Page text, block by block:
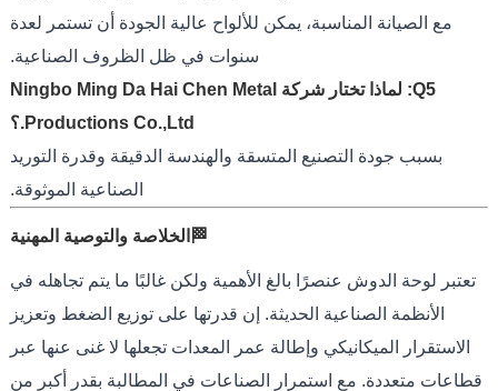
مع الصيانة المناسبة، يمكن للألواح عالية الجودة أن تستمر لعدة
سنوات في ظل الظروف الصناعية.
Q5: لماذا تختار شركة Ningbo Ming Da Hai Chen Metal
Productions Co.,Ltd.؟
بسبب جودة التصنيع المتسقة والهندسة الدقيقة وقدرة التوريد
الصناعية الموثوقة.
🏁الخلاصة والتوصية المهنية
تعتبر لوحة الدوش عنصرًا بالغ الأهمية ولكن غالبًا ما يتم تجاهله في
الأنظمة الصناعية الحديثة. إن قدرتها على توزيع الضغط وتعزيز
الاستقرار الميكانيكي وإطالة عمر المعدات تجعلها لا غنى عنها عبر
قطاعات متعددة. مع استمرار الصناعات في المطالبة بقدر أكبر من